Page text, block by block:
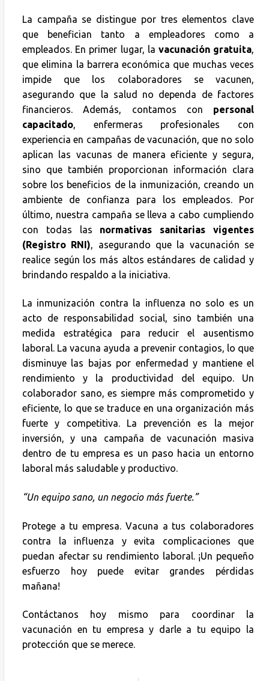
La campaña se distingue por tres elementos clave
que benefician tanto a empleadores como a
empleados. En primer lugar, la vacunación gratuita,
que elimina la barrera económica que muchas veces
impide que los colaboradores se vacunen,
asegurando que la salud no dependa de factores
financieros. Además, contamos con personal
capacitado, enfermeras profesionales con
experiencia en campañas de vacunación, que no solo
aplican las vacunas de manera eficiente y segura,
sino que también proporcionan información clara
sobre los beneficios de la inmunización, creando un
ambiente de confianza para los empleados. Por
último, nuestra campaña se lleva a cabo cumpliendo
con todas las normativas sanitarias vigentes
(Registro RNI), asegurando que la vacunación se
realice según los más altos estándares de calidad y
brindando respaldo a la iniciativa.
La inmunización contra la influenza no solo es un
acto de responsabilidad social, sino también una
medida estratégica para reducir el ausentismo
laboral. La vacuna ayuda a prevenir contagios, lo que
disminuye las bajas por enfermedad y mantiene el
rendimiento y la productividad del equipo. Un
colaborador sano, es siempre más comprometido y
eficiente, lo que se traduce en una organización más
fuerte y competitiva. La prevención es la mejor
inversión, y una campaña de vacunación masiva
dentro de tu empresa es un paso hacia un entorno
laboral más saludable y productivo.
“Un equipo sano, un negocio más fuerte.”
Protege a tu empresa. Vacuna a tus colaboradores
contra la influenza y evita complicaciones que
puedan afectar su rendimiento laboral. ¡Un pequeño
esfuerzo hoy puede evitar grandes pérdidas
mañana!
Contáctanos hoy mismo para coordinar la
vacunación en tu empresa y darle a tu equipo la
protección que se merece.